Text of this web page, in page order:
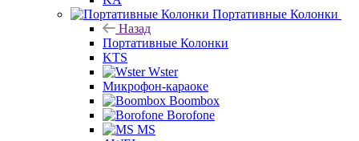
Портативные Колонки
Назад
Портативные Колонки
KTS
Wster
Микрофон-караоке
Boombox
Borofone
MS